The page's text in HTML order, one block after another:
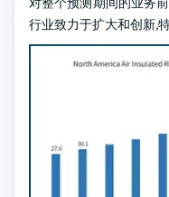
行业致力于扩大和创新,